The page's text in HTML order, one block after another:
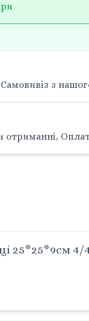
з
отриманні,
25*25*9см 4/